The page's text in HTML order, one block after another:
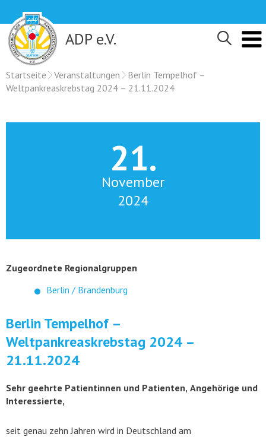
content
ADP e.V.
Startseite Veranstaltungen
Berlin Tempelhof –
Weltpankreaskrebstag 2024 – 21.11.2024
21.
November
2024
Zugeordnete Regionalgruppen
Berlin / Brandenburg
Berlin Tempelhof –
Weltpankreaskrebstag 2024 –
21.11.2024
Sehr geehrte Patientinnen und Patienten, Angehörige und
Interessierte,
seit genau zehn Jahren wird in Deutschland am